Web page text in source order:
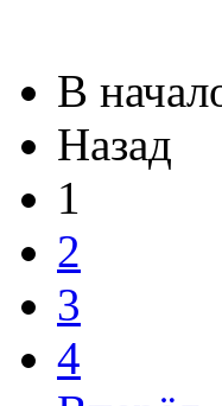
В
Назад
1
2
3
4